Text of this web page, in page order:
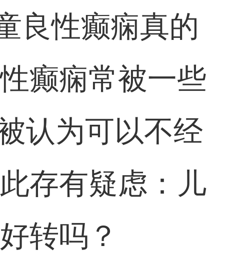
良性癫痫真的
癫痫常被一些
认为可以不经
存有疑虑：儿
转吗？